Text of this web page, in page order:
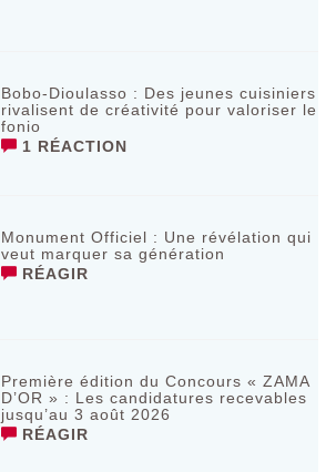
Bobo-Dioulasso : Des jeunes cuisiniers
rivalisent de créativité pour valoriser le
fonio
1 RÉACTION
Monument Officiel : Une révélation qui
veut marquer sa génération
RÉAGIR
‎Première édition du Concours « ZAMA
D’OR » : Les candidatures recevables
jusqu’au 3 août 2026 ‎
RÉAGIR